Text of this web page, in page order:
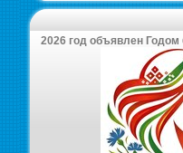
2026 год объявлен